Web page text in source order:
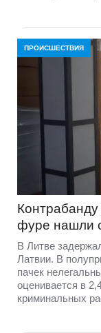
ПРОИСШЕСТВИЯ
Контрабанду
фуре нашли
В Литве
Латвии. В
пачек
оценивается в
криминальных